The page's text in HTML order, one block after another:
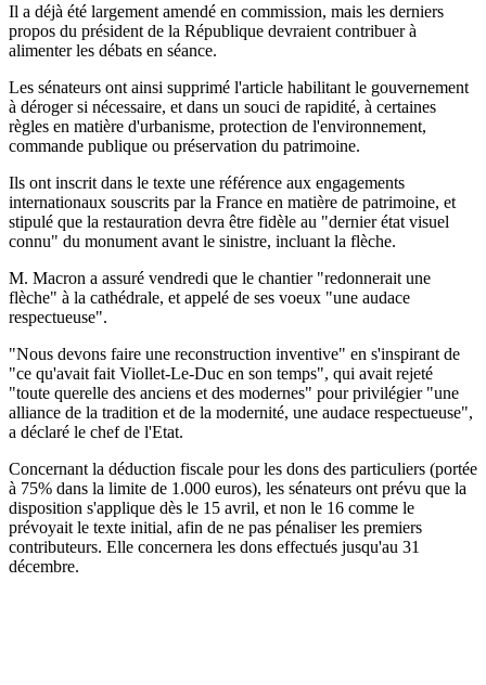
Il a déjà été largement amendé en commission, mais les derniers
propos du président de la République devraient contribuer à
alimenter les débats en séance.
Les sénateurs ont ainsi supprimé l'article habilitant le gouvernement
à déroger si nécessaire, et dans un souci de rapidité, à certaines
règles en matière d'urbanisme, protection de l'environnement,
commande publique ou préservation du patrimoine.
Ils ont inscrit dans le texte une référence aux engagements
internationaux souscrits par la France en matière de patrimoine, et
stipulé que la restauration devra être fidèle au "dernier état visuel
connu" du monument avant le sinistre, incluant la flèche.
M. Macron a assuré vendredi que le chantier "redonnerait une
flèche" à la cathédrale, et appelé de ses voeux "une audace
respectueuse".
"Nous devons faire une reconstruction inventive" en s'inspirant de
"ce qu'avait fait Viollet-Le-Duc en son temps", qui avait rejeté
"toute querelle des anciens et des modernes" pour privilégier "une
alliance de la tradition et de la modernité, une audace respectueuse",
a déclaré le chef de l'Etat.
Concernant la déduction fiscale pour les dons des particuliers (portée
à 75% dans la limite de 1.000 euros), les sénateurs ont prévu que la
disposition s'applique dès le 15 avril, et non le 16 comme le
prévoyait le texte initial, afin de ne pas pénaliser les premiers
contributeurs. Elle concernera les dons effectués jusqu'au 31
décembre.